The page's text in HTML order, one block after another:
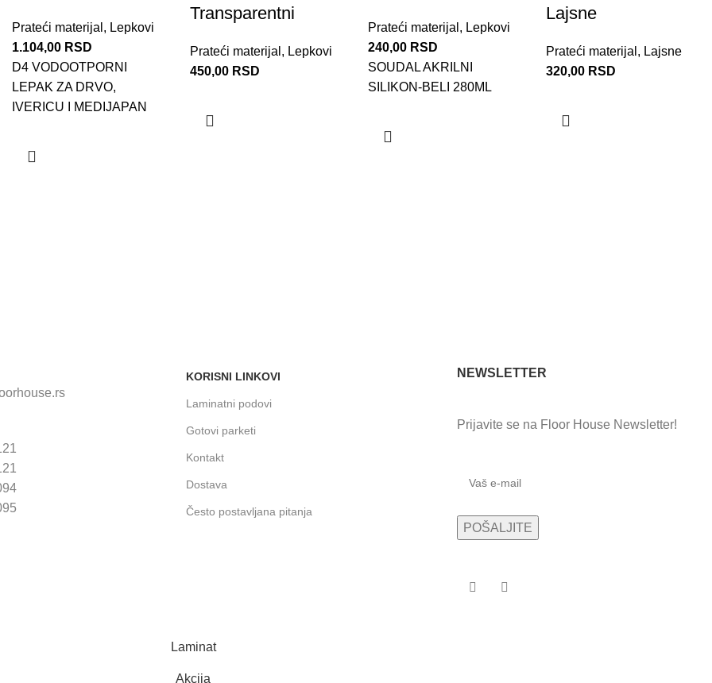
Prateći materijal , Lepkovi
1.104,00 RSD
D4 VODOOTPORNI
LEPAK ZA DRVO,
IVERICU I MEDIJAPAN
Transparentni
Prateći materijal , Lepkovi
450,00 RSD
Prateći materijal , Lepkovi
240,00 RSD
SOUDAL AKRILNI
SILIKON-BELI 280ML
Lajsne
Prateći materijal , Lajsne
320,00 RSD
KORISNI LINKOVI
Laminatni podovi
Gotovi parketi
Kontakt
Dostava
Često postavljana pitanja
NEWSLETTER
Prijavite se na Floor House Newsletter!
Laminat
Akcija